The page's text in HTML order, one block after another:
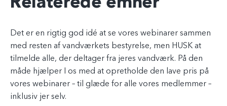
Det er en rigtig god idé at se vores webinarer sammen
med resten af vandværkets bestyrelse, men HUSK at
tilmelde alle, der deltager fra jeres vandværk. På den
måde hjælper I os med at opretholde den lave pris på
vores webinarer – til glæde for alle vores medlemmer –
inklusiv jer selv.